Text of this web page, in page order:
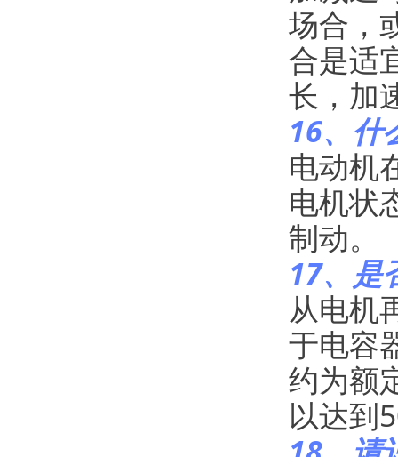
场合，
合是适
长，加
16、什
电动机
电机状
制动。
17、是
从电机
于电容
约为额
以达到